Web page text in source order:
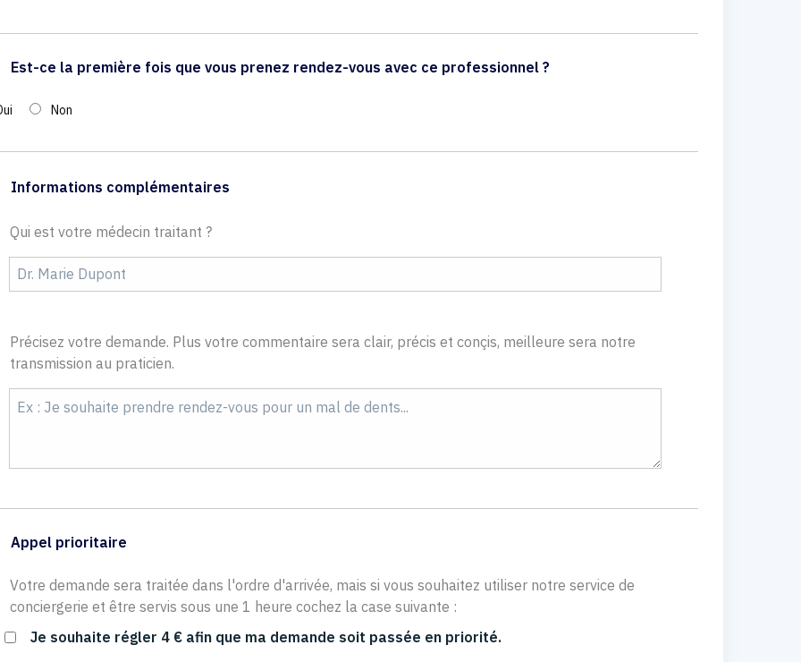
Est-ce la première fois que vous prenez rendez-vous avec ce professionnel ?
Non
Informations complémentaires
Qui est votre médecin traitant ?
Précisez votre demande. Plus votre commentaire sera clair, précis et conçis, meilleure sera notre
transmission au praticien.
Appel prioritaire
Votre demande sera traitée dans l'ordre d'arrivée, mais si vous souhaitez utiliser notre service de
conciergerie et être servis sous une 1 heure cochez la case suivante :
Je souhaite régler 4 € afin que ma demande soit passée en priorité.